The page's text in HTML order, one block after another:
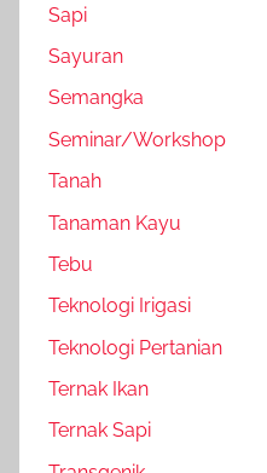
Sapi
Sayuran
Semangka
Seminar/Workshop
Tanah
Tanaman Kayu
Tebu
Teknologi Irigasi
Teknologi Pertanian
Ternak Ikan
Ternak Sapi